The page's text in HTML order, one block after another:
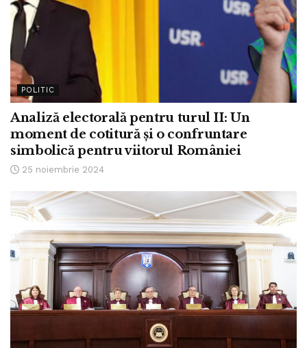
POLITIC
Analiză electorală pentru turul II: Un
moment de cotitură și o confruntare
simbolică pentru viitorul României
25 noiembrie 2024